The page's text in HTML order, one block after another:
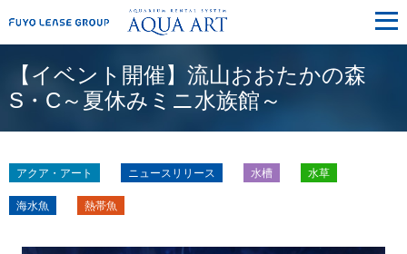
メ
ニ
ュ
【イベント開催】流山おおたかの森
S・C～夏休みミニ水族館～
アクア・アート ニュースリリース 水槽 水草
海水魚 熱帯魚